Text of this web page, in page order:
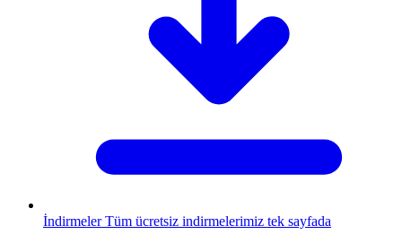
İndirmeler Tüm ücretsiz indirmelerimiz tek sayfada